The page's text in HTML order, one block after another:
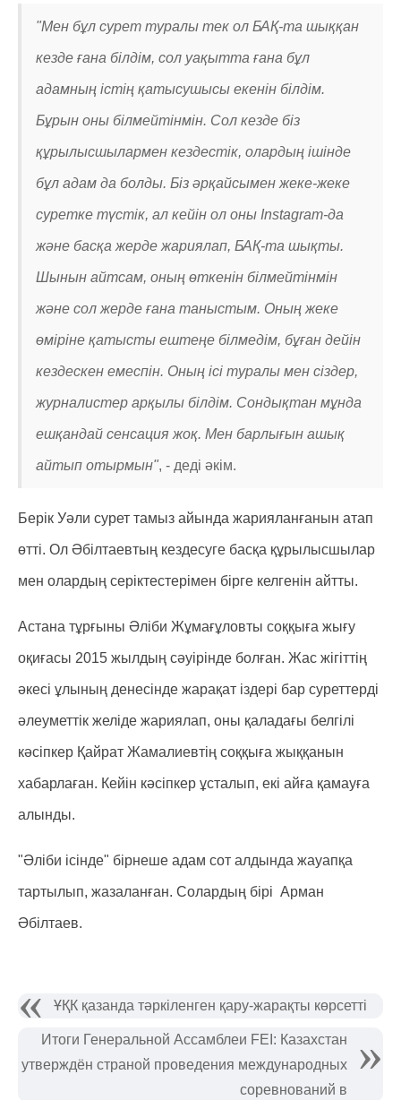
"Мен бұл сурет туралы тек ол БАҚ-та шыққан
кезде ғана білдім, сол уақытта ғана бұл
адамның істің қатысушысы екенін білдім.
Бұрын оны білмейтінмін. Сол кезде біз
құрылысшылармен кездестік, олардың ішінде
бұл адам да болды. Біз әрқайсымен жеке-жеке
суретке түстік, ал кейін ол оны Instagram-да
және басқа жерде жариялап, БАҚ-та шықты.
Шынын айтсам, оның өткенін білмейтінмін
және сол жерде ғана таныстым. Оның жеке
өміріне қатысты ештеңе білмедім, бұған дейін
кездескен емеспін. Оның ісі туралы мен сіздер,
журналистер арқылы білдім. Сондықтан мұнда
ешқандай сенсация жоқ. Мен барлығын ашық
айтып отырмын", - деді әкім.
Берік Уәли сурет тамыз айында жарияланғанын атап
өтті. Ол Әбілтаевтың кездесуге басқа құрылысшылар
мен олардың серіктестерімен бірге келгенін айтты.
Астана тұрғыны Әліби Жұмағұловты соққыға жығу
оқиғасы 2015 жылдың сәуірінде болған. Жас жігіттің
әкесі ұлының денесінде жарақат іздері бар суреттерді
әлеуметтік желіде жариялап, оны қаладағы белгілі
кәсіпкер Қайрат Жамалиевтің соққыға жыққанын
хабарлаған. Кейін кәсіпкер ұсталып, екі айға қамауға
алынды.
"Әліби ісінде" бірнеше адам сот алдында жауапқа
тартылып, жазаланған. Солардың бірі Арман
Әбілтаев.
ҰҚК қазанда тәркіленген қару-жарақты көрсетті
Итоги Генеральной Ассамблеи FEI: Казахстан
утверждён страной проведения международных
соревнований в